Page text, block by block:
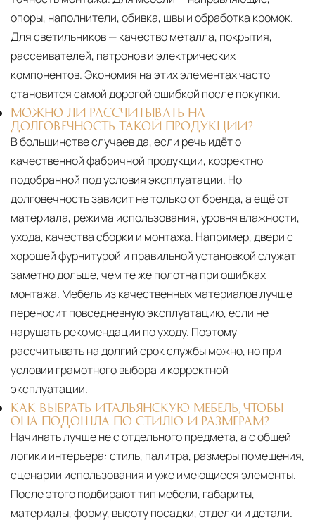
опоры, наполнители, обивка, швы и обработка кромок.
Для светильников — качество металла, покрытия,
рассеивателей, патронов и электрических
компонентов. Экономия на этих элементах часто
становится самой дорогой ошибкой после покупки.
МОЖНО ЛИ РАССЧИТЫВАТЬ НА
ДОЛГОВЕЧНОСТЬ ТАКОЙ ПРОДУКЦИИ?
В большинстве случаев да, если речь идёт о
качественной фабричной продукции, корректно
подобранной под условия эксплуатации. Но
долговечность зависит не только от бренда, а ещё от
материала, режима использования, уровня влажности,
ухода, качества сборки и монтажа. Например, двери с
хорошей фурнитурой и правильной установкой служат
заметно дольше, чем те же полотна при ошибках
монтажа. Мебель из качественных материалов лучше
переносит повседневную эксплуатацию, если не
нарушать рекомендации по уходу. Поэтому
рассчитывать на долгий срок службы можно, но при
условии грамотного выбора и корректной
эксплуатации.
КАК ВЫБРАТЬ ИТАЛЬЯНСКУЮ МЕБЕЛЬ, ЧТОБЫ
ОНА ПОДОШЛА ПО СТИЛЮ И РАЗМЕРАМ?
Начинать лучше не с отдельного предмета, а с общей
логики интерьера: стиль, палитра, размеры помещения,
сценарии использования и уже имеющиеся элементы.
После этого подбирают тип мебели, габариты,
материалы, форму, высоту посадки, отделки и детали.